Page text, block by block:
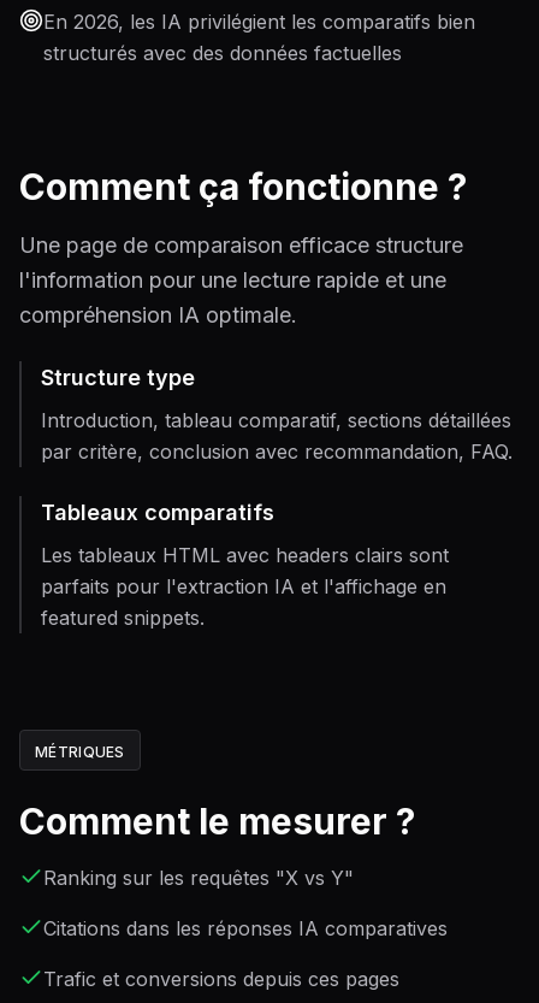
En 2026, les IA privilégient les comparatifs bien
structurés avec des données factuelles
Comment ça fonctionne ?
Une page de comparaison efficace structure
l'information pour une lecture rapide et une
compréhension IA optimale.
Structure type
Introduction, tableau comparatif, sections détaillées
par critère, conclusion avec recommandation, FAQ.
Tableaux comparatifs
Les tableaux HTML avec headers clairs sont
parfaits pour l'extraction IA et l'affichage en
featured snippets.
MÉTRIQUES
Comment le mesurer ?
Ranking sur les requêtes "X vs Y"
Citations dans les réponses IA comparatives
Trafic et conversions depuis ces pages